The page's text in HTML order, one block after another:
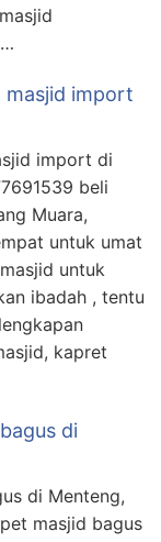
masjid import
import di
beli
Muara,
untuk umat
untuk
ibadah , tentu
kapret
di
di Menteng,
masjid bagus